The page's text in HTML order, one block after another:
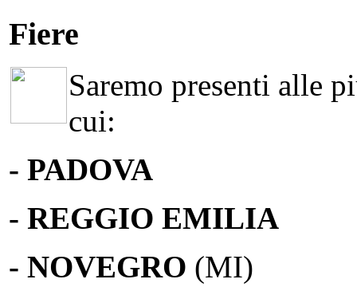
Fiere
Saremo presenti alle
cui:
- PADOVA
- REGGIO EMILIA
- NOVEGRO (MI)